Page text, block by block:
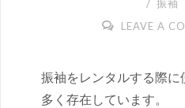
振袖
LEAVE A
振袖をレンタルする際
多く存在しています。